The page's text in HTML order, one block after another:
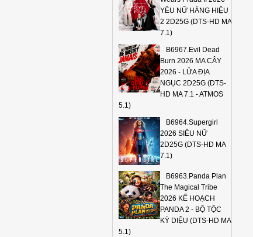
YÊU NỮ HÀNG HIỆU
2 2D25G (DTS-HD MA
7.1)
B6967.Evil Dead
Burn 2026 MA CÂY
2026 - LỬA ĐỊA
NGỤC 2D25G (DTS-
HD MA 7.1 - ATMOS
5.1)
B6964.Supergirl
2026 SIÊU NỮ
2D25G (DTS-HD MA
7.1)
B6963.Panda Plan
The Magical Tribe
2026 KẾ HOẠCH
PANDA 2 - BỘ TỘC
KỲ DIỆU (DTS-HD MA
5.1)